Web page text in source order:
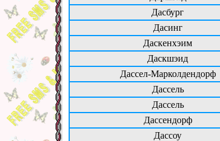
Дасбург
Дасинг
Даскенхэим
Даскшэид
Дассел-Марколдендорф
Дассель
Дассель
Дассендорф
Дассоу